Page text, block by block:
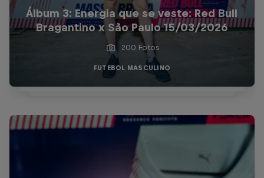
Álbum 3: Energia que se veste: Red Bull
Bragantino x São Paulo 15/03/2026
200 Fotos
FUTEBOL MASCULINO